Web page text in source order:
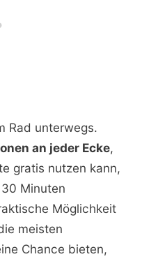
Rad unterwegs.
an jeder Ecke,
gratis nutzen kann,
Minuten
Möglichkeit
meisten
Chance bieten,